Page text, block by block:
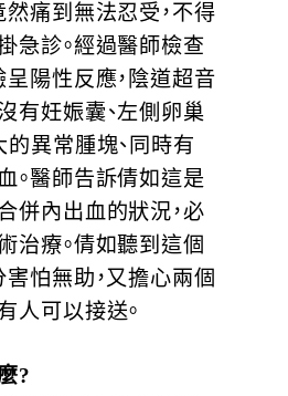
然痛到無法忍受，不得
急診。經過醫師檢查
呈陽性反應，陰道超音
有妊娠囊、左側卵巢
異常腫塊、同時有
。醫師告訴倩如這是
併內出血的狀況，必
治療。倩如聽到這個
害怕無助，又擔心兩個
人可以接送。
?